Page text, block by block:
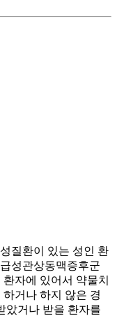
질환이 있는 성인 환
성관상동맥증후군
자에 있어서 약물치
하거나 하지 않은 경
았거나 받을 환자를